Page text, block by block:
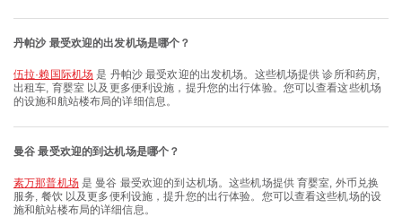
丹帕沙 最受欢迎的出发机场是哪个？
伍拉·赖国际机场 是 丹帕沙 最受欢迎的出发机场。这些机场提供 诊所和药房,
出租车, 育婴室 以及更多便利设施，提升您的出行体验。您可以查看这些机场
的设施和航站楼布局的详细信息。
曼谷 最受欢迎的到达机场是哪个？
素万那普机场是 曼谷 最受欢迎的到达机场。这些机场提供 育婴室, 外币兑换
服务, 餐饮 以及更多便利设施，提升您的出行体验。您可以查看这些机场的设
施和航站楼布局的详细信息。